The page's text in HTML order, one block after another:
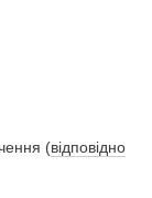
(відповідно